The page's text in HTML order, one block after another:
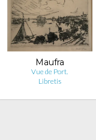
Maufra
Vue de Port.
Libretis